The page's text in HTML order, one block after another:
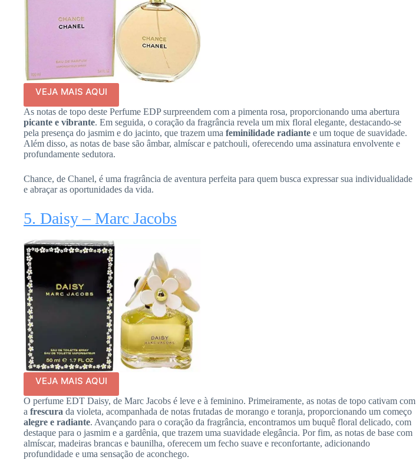
VEJA MAIS AQUI
As notas de topo deste Perfume EDP surpreendem com a pimenta rosa, proporcionando uma abertura
picante e vibrante. Em seguida, o coração da fragrância revela um mix floral elegante, destacando-se
pela presença do jasmim e do jacinto, que trazem uma feminilidade radiante e um toque de suavidade.
Além disso, as notas de base são âmbar, almíscar e patchouli, oferecendo uma assinatura envolvente e
profundamente sedutora.
Chance, de Chanel, é uma fragrância de aventura perfeita para quem busca expressar sua individualidade
e abraçar as oportunidades da vida.
5. Daisy – Marc Jacobs
VEJA MAIS AQUI
O perfume EDT Daisy, de Marc Jacobs é leve e à feminino. Primeiramente, as notas de topo cativam com
a frescura da violeta, acompanhada de notas frutadas de morango e toranja, proporcionando um começo
alegre e radiante. Avançando para o coração da fragrância, encontramos um buquê floral delicado, com
destaque para o jasmim e a gardênia, que trazem uma suavidade elegância. Por fim, as notas de base com
almíscar, madeiras brancas e baunilha, oferecem um fecho suave e reconfortante, adicionando
profundidade e uma sensação de aconchego.